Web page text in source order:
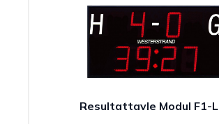
Resultattavle Modul F1-